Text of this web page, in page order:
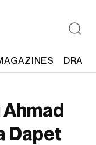
Ahmad
Dapet